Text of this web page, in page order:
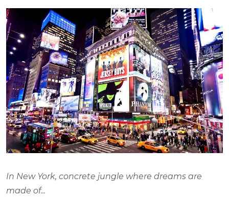
In New York, concrete jungle where dreams are
made of...